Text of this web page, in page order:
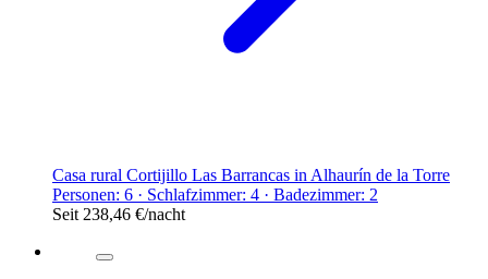
Casa rural Cortijillo Las Barrancas in Alhaurín de la Torre
Personen: 6 · Schlafzimmer: 4 · Badezimmer: 2
Seit 238,46 €/nacht